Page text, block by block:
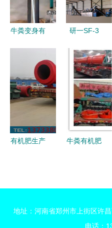
牛粪变身有
本发酵生产
线配置指南
研一SF-3
线 高效节
能的翻堆机
助力绿色农
业
有机肥生产
牛粪有机肥
地址：河南省郑州市上街区许
电话：